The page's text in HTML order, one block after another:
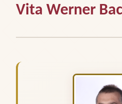
Vita Werner